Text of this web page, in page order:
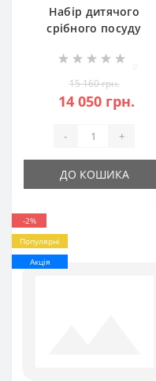
Набір дитячого
срібного посуду
(ложка+виделка)
БР-129119
15 160 грн.
14 050 грн.
- +
ДО КОШИКА
-2%
Популярні
Акція